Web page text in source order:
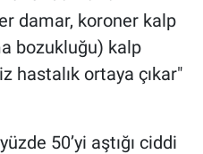
damar, koroner kalp
bozukluğu) kalp
hastalık ortaya çıkar"
50’yi aştığı ciddi